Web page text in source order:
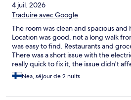
4 juil. 2026
Traduire avec Google
The room was clean and spacious
Location was good, not a long walk
was easy to find. Restaurants and
There was a short issue with the
really quick to fix it, the issue didn't
room was quite hot but there were
can open and let the cool air in.
Nea, séjour de 2 nuits